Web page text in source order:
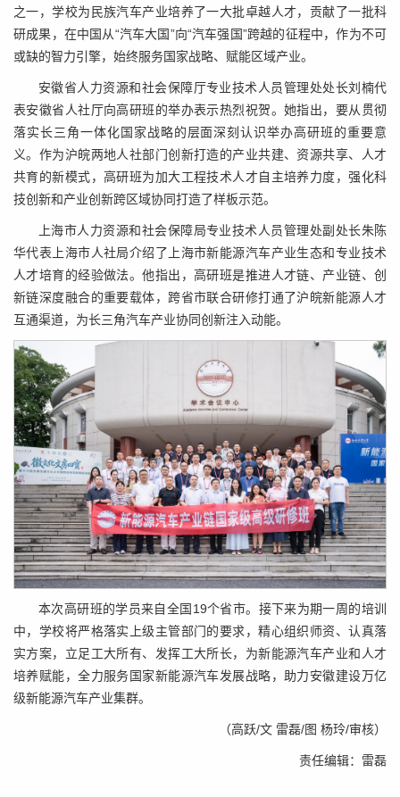
之一，学校为民族汽车产业培养了一大批卓越人才，贡献了一批科
研成果，在中国从“汽车大国”向“汽车强国”跨越的征程中，作为不可
或缺的智力引擎，始终服务国家战略、赋能区域产业。
安徽省人力资源和社会保障厅专业技术人员管理处处长刘楠代
表安徽省人社厅向高研班的举办表示热烈祝贺。她指出，要从贯彻
落实长三角一体化国家战略的层面深刻认识举办高研班的重要意
义。作为沪皖两地人社部门创新打造的产业共建、资源共享、人才
共育的新模式，高研班为加大工程技术人才自主培养力度，强化科
技创新和产业创新跨区域协同打造了样板示范。
上海市人力资源和社会保障局专业技术人员管理处副处长朱陈
华代表上海市人社局介绍了上海市新能源汽车产业生态和专业技术
人才培育的经验做法。他指出，高研班是推进人才链、产业链、创
新链深度融合的重要载体，跨省市联合研修打通了沪皖新能源人才
互通渠道，为长三角汽车产业协同创新注入动能。
本次高研班的学员来自全国19个省市。接下来为期一周的培训
中，学校将严格落实上级主管部门的要求，精心组织师资、认真落
实方案，立足工大所有、发挥工大所长，为新能源汽车产业和人才
培养赋能，全力服务国家新能源汽车发展战略，助力安徽建设万亿
级新能源汽车产业集群。
（高跃/文 雷磊/图 杨玲/审核）
责任编辑：雷磊